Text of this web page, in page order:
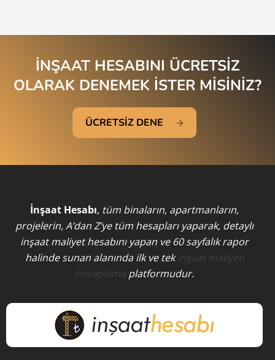
İNŞAAT HESABINI ÜCRETSİZ
OLARAK DENEMEK İSTER MİSİNİZ?
ÜCRETSİZ DENE
İnşaat Hesabı, tüm binaların, apartmanların,
projelerin, A’dan Z’ye tüm hesapları yaparak, detaylı
inşaat maliyet hesabını yapan ve 60 sayfalık rapor
halinde sunan alanında ilk ve tekinşaat maliyeti
hesaplama platformudur.